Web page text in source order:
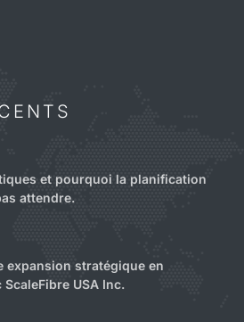
et pourquoi la planification
attendre.
expansion stratégique en
USA Inc.